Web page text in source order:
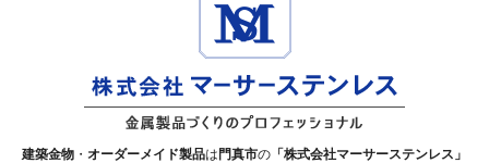
建築金物 ・ オーダーメイド製品は 門真市の 「株式会社マーサーステンレス」